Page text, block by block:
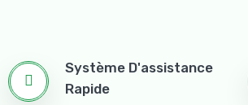
Système D'assistance
Rapide